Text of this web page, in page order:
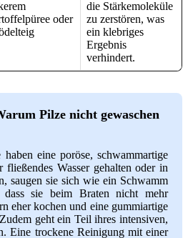
oder
die Stärkemoleküle
zu zerstören, was
ein klebriges
Ergebnis
verhindert.
Pilze nicht gewaschen
eine poröse, schwammartige
fließendes Wasser gehalten oder in
saugen sie sich wie ein Schwamm
sie beim Braten nicht mehr
eher kochen und eine gummiartige
geht ein Teil ihres intensiven,
Eine trockene Reinigung mit einer